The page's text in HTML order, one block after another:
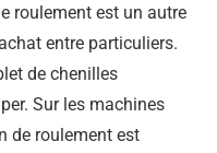
roulement est un autre
entre particuliers.
de chenilles
Sur les machines
de roulement est